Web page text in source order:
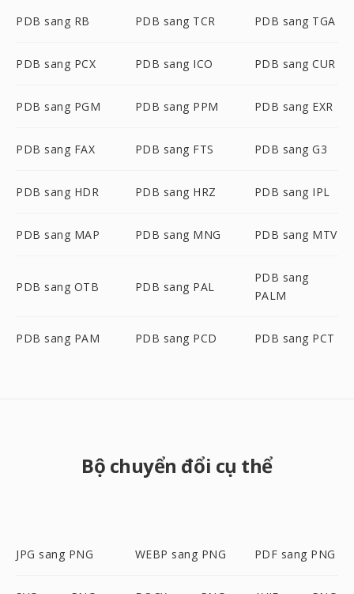
PDB sang RB PDB sang TCR PDB sang TGA
PDB sang PCX PDB sang ICO PDB sang CUR
PDB sang PGM PDB sang PPM PDB sang EXR
PDB sang FAX PDB sang FTS PDB sang G3
PDB sang HDR PDB sang HRZ PDB sang IPL
PDB sang MAP PDB sang MNG PDB sang MTV
PDB sang OTB PDB sang PAL
PDB sang
PALM
PDB sang PAM PDB sang PCD PDB sang PCT
Bộ chuyển đổi cụ thể
JPG sang PNG WEBP sang PNG PDF sang PNG